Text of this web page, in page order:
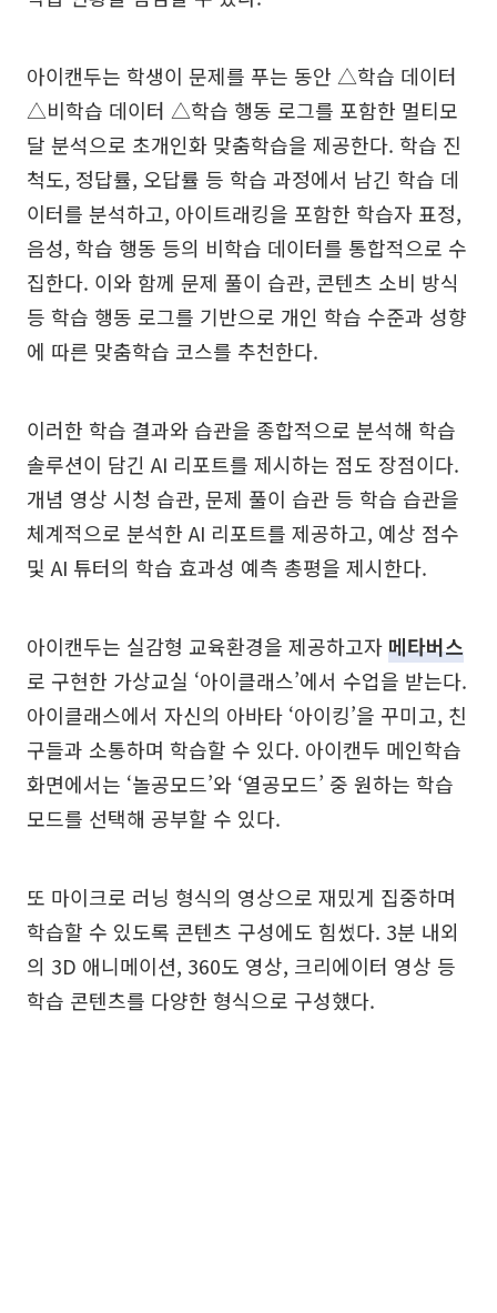
아이캔두는 학생이 문제를 푸는 동안 △학습 데이터
△비학습 데이터 △학습 행동 로그를 포함한 멀티모
달 분석으로 초개인화 맞춤학습을 제공한다. 학습 진
척도, 정답률, 오답률 등 학습 과정에서 남긴 학습 데
이터를 분석하고, 아이트래킹을 포함한 학습자 표정,
음성, 학습 행동 등의 비학습 데이터를 통합적으로 수
집한다. 이와 함께 문제 풀이 습관, 콘텐츠 소비 방식
등 학습 행동 로그를 기반으로 개인 학습 수준과 성향
에 따른 맞춤학습 코스를 추천한다.
이러한 학습 결과와 습관을 종합적으로 분석해 학습
솔루션이 담긴 AI 리포트를 제시하는 점도 장점이다.
개념 영상 시청 습관, 문제 풀이 습관 등 학습 습관을
체계적으로 분석한 AI 리포트를 제공하고, 예상 점수
및 AI 튜터의 학습 효과성 예측 총평을 제시한다.
아이캔두는 실감형 교육환경을 제공하고자메타버스
로 구현한 가상교실 ‘아이클래스’에서 수업을 받는다.
아이클래스에서 자신의 아바타 ‘아이킹’을 꾸미고, 친
구들과 소통하며 학습할 수 있다. 아이캔두 메인학습
화면에서는 ‘놀공모드’와 ‘열공모드’ 중 원하는 학습
모드를 선택해 공부할 수 있다.
또 마이크로 러닝 형식의 영상으로 재밌게 집중하며
학습할 수 있도록 콘텐츠 구성에도 힘썼다. 3분 내외
의 3D 애니메이션, 360도 영상, 크리에이터 영상 등
학습 콘텐츠를 다양한 형식으로 구성했다.